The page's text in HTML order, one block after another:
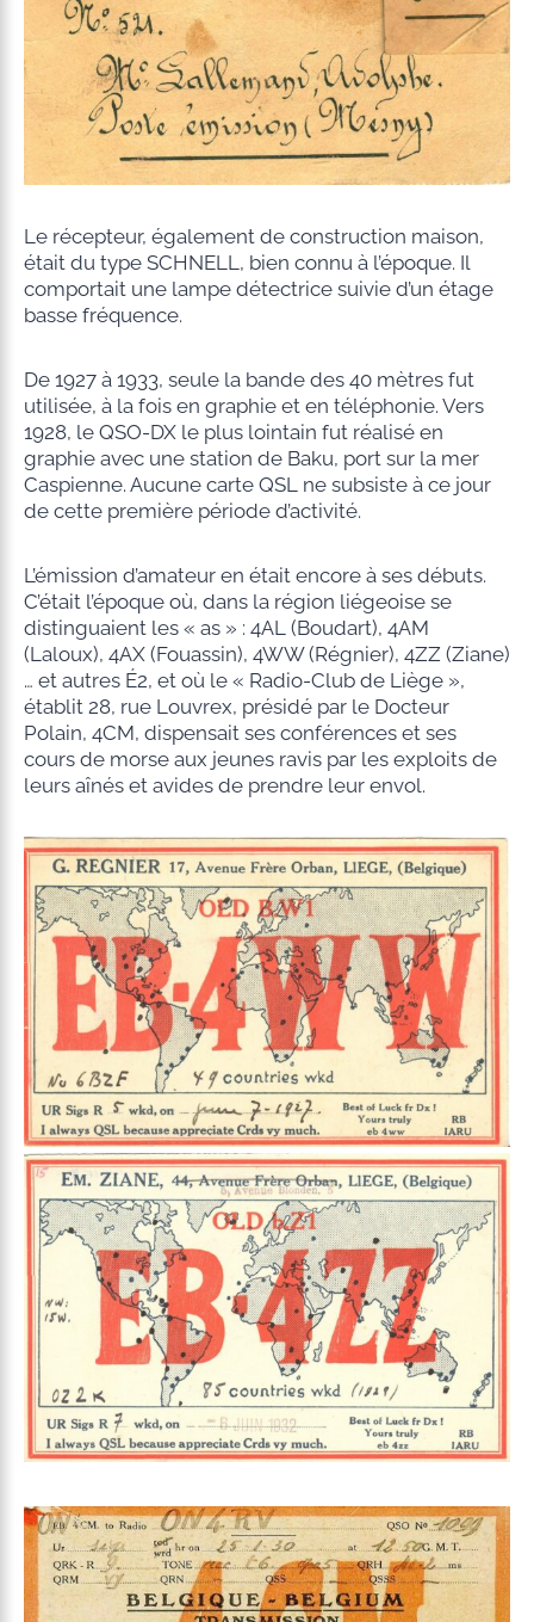
Le récepteur, également de construction maison,
était du type SCHNELL, bien connu à l’époque. Il
comportait une lampe détectrice suivie d’un étage
basse fréquence.
De 1927 à 1933, seule la bande des 40 mètres fut
utilisée, à la fois en graphie et en téléphonie. Vers
1928, le QSO-DX le plus lointain fut réalisé en
graphie avec une station de Baku, port sur la mer
Caspienne. Aucune carte QSL ne subsiste à ce jour
de cette première période d’activité.
L’émission d’amateur en était encore à ses débuts.
C’était l’époque où, dans la région liégeoise se
distinguaient les « as » : 4AL (Boudart), 4AM
(Laloux), 4AX (Fouassin), 4WW (Régnier), 4ZZ (Ziane)
… et autres É2, et où le « Radio-Club de Liège »,
établit 28, rue Louvrex, présidé par le Docteur
Polain, 4CM, dispensait ses conférences et ses
cours de morse aux jeunes ravis par les exploits de
leurs aînés et avides de prendre leur envol.